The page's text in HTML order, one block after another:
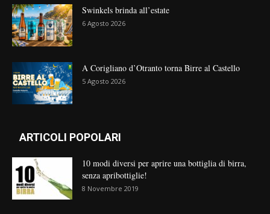
Swinkels brinda all’estate
6 Agosto 2026
A Corigliano d’Otranto torna Birre al Castello
5 Agosto 2026
ARTICOLI POPOLARI
10 modi diversi per aprire una bottiglia di birra,
senza apribottiglie!
8 Novembre 2019